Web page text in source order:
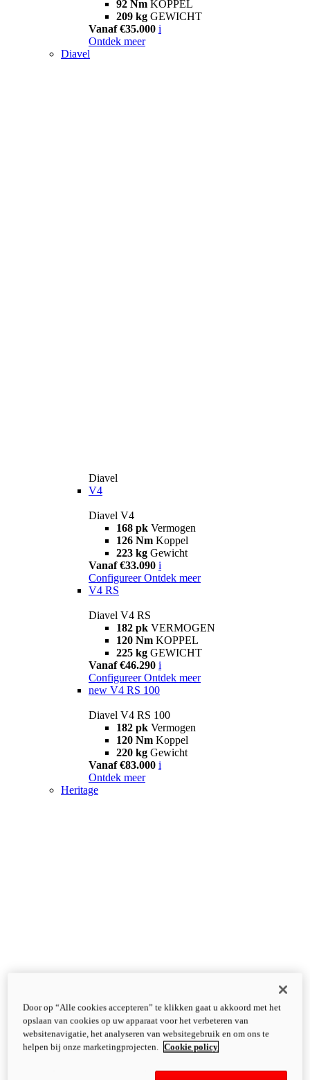
92 Nm KOPPEL
209 kg GEWICHT
Vanaf €35.000 i
Ontdek meer
Diavel
Diavel
V4
Diavel V4
168 pk Vermogen
126 Nm Koppel
223 kg Gewicht
Vanaf €33.090 i
Configureer Ontdek meer
V4 RS
Diavel V4 RS
182 pk VERMOGEN
120 Nm KOPPEL
225 kg GEWICHT
Vanaf €46.290 i
Configureer Ontdek meer
new V4 RS 100
Diavel V4 RS 100
182 pk Vermogen
120 Nm Koppel
220 kg Gewicht
Vanaf €83.000 i
Ontdek meer
Heritage
Door op “Alle cookies accepteren” te klikken gaat u akkoord met het
opslaan van cookies op uw apparaat voor het verbeteren van
websitenavigatie, het analyseren van websitegebruik en om ons te
helpen bij onze marketingprojecten.
Cookie policy